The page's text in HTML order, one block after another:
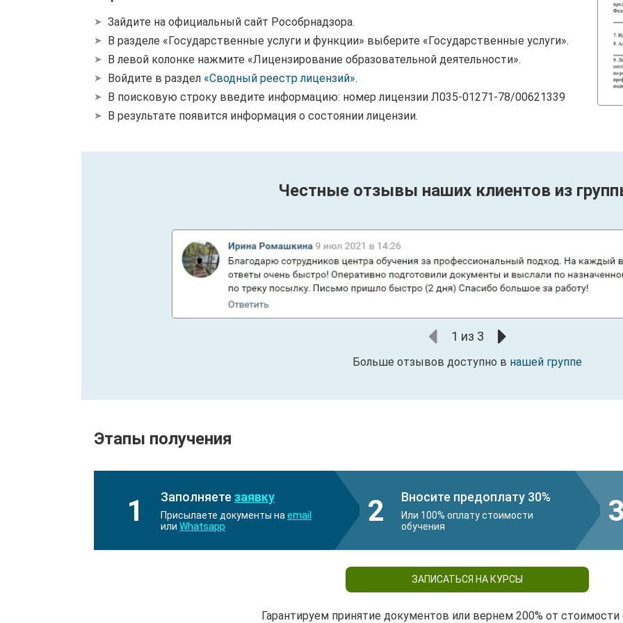
Зайдите на официальный сайт Рособрнадзора.
В разделе «Государственные услуги и функции» выберите «Государственные услуги».
В левой колонке нажмите «Лицензирование образовательной деятельности».
Войдите в раздел «Сводный реестр лицензий».
В поисковую строку введите информацию: номер лицензии Л035-01271-78/00621339
В результате появится информация о состоянии лицензии.
Честные отзывы наших клиентов из
1 из 3
Больше отзывов доступно в нашей группе
Этапы получения
1 Заполняете заявку
Присылаете документы на email
или Whatsapp 2 Вносите предоплату 30%
Или 100% оплату стоимости
обучения
ЗАПИСАТЬСЯ НА КУРСЫ
Гарантируем принятие документов или вернем 200% от стоимости